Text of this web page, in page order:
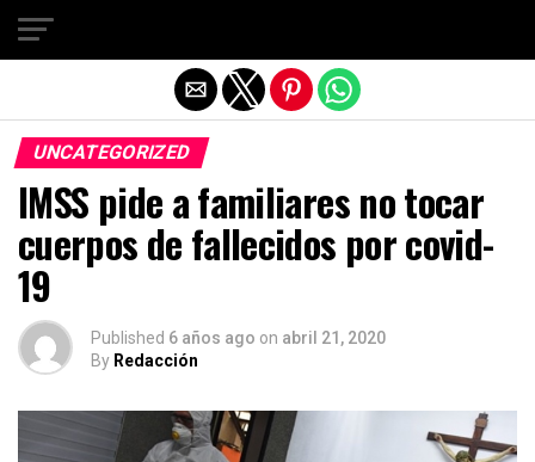
UNCATEGORIZED
IMSS pide a familiares no tocar
cuerpos de fallecidos por covid-
19
Published 6 años ago on abril 21, 2020
By Redacción